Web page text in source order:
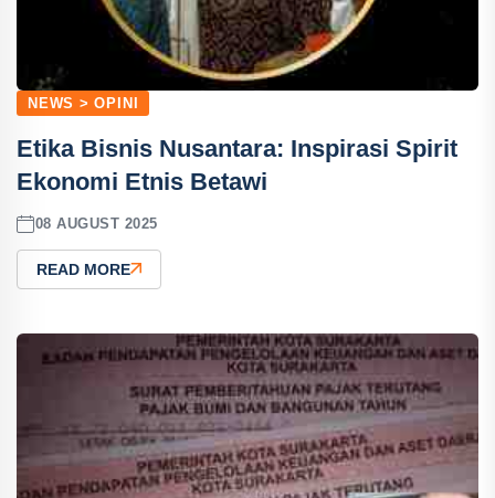
NEWS > OPINI
Etika Bisnis Nusantara: Inspirasi Spirit
Ekonomi Etnis Betawi
08 AUGUST 2025
READ MORE